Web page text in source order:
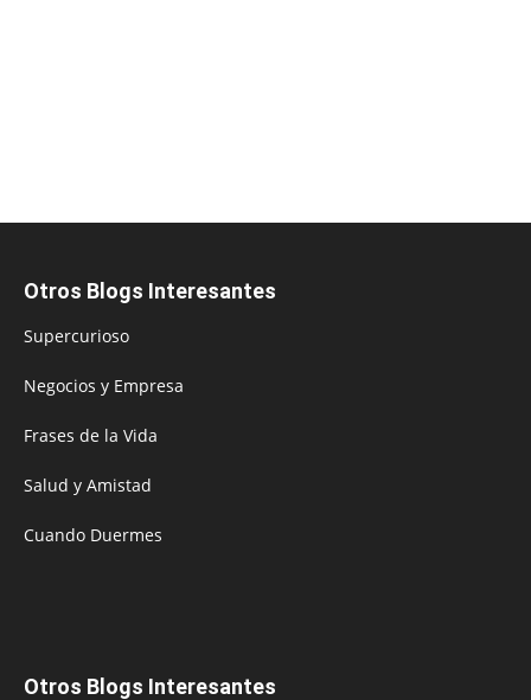
Otros Blogs Interesantes
Supercurioso
Negocios y Empresa
Frases de la Vida
Salud y Amistad
Cuando Duermes
Otros Blogs Interesantes